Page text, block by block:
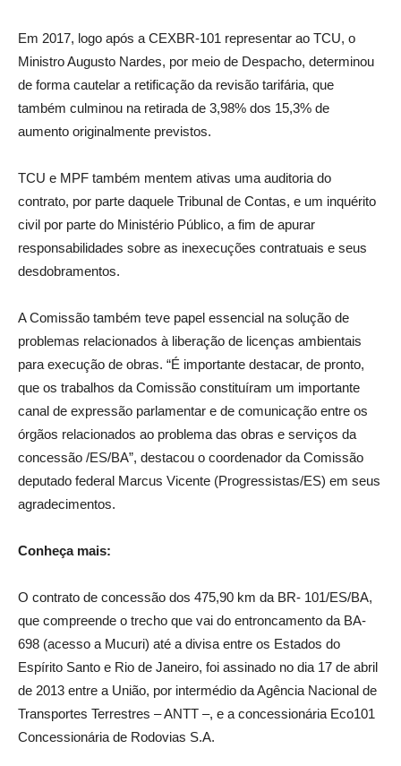
Em 2017, logo após a CEXBR-101 representar ao TCU, o
Ministro Augusto Nardes, por meio de Despacho, determinou
de forma cautelar a retificação da revisão tarifária, que
também culminou na retirada de 3,98% dos 15,3% de
aumento originalmente previstos.
TCU e MPF também mentem ativas uma auditoria do
contrato, por parte daquele Tribunal de Contas, e um inquérito
civil por parte do Ministério Público, a fim de apurar
responsabilidades sobre as inexecuções contratuais e seus
desdobramentos.
A Comissão também teve papel essencial na solução de
problemas relacionados à liberação de licenças ambientais
para execução de obras. “É importante destacar, de pronto,
que os trabalhos da Comissão constituíram um importante
canal de expressão parlamentar e de comunicação entre os
órgãos relacionados ao problema das obras e serviços da
concessão /ES/BA”, destacou o coordenador da Comissão
deputado federal Marcus Vicente (Progressistas/ES) em seus
agradecimentos.
Conheça mais:
O contrato de concessão dos 475,90 km da BR- 101/ES/BA,
que compreende o trecho que vai do entroncamento da BA-
698 (acesso a Mucuri) até a divisa entre os Estados do
Espírito Santo e Rio de Janeiro, foi assinado no dia 17 de abril
de 2013 entre a União, por intermédio da Agência Nacional de
Transportes Terrestres – ANTT –, e a concessionária Eco101
Concessionária de Rodovias S.A.